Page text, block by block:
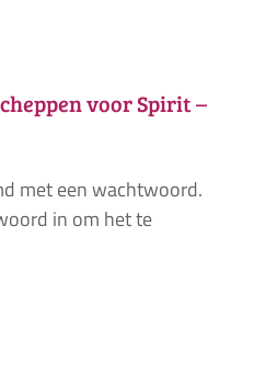
voor Spirit –
met een wachtwoord.
in om het te